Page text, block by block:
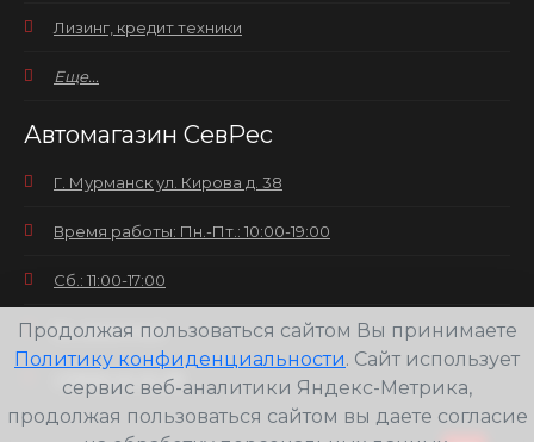
Лизинг, кредит техники
Еще...
Автомагазин СевРес
Г. Мурманск ул. Кирова д. 38
Время работы: Пн.-Пт.: 10:00-19:00
Сб.: 11:00-17:00
Вс.: выходной
+7(8152) 25-30-58
Продолжая пользоваться сайтом Вы принимаете
Политику конфиденциальности. Сайт использует
сервис веб-аналитики Яндекс-Метрика,
продолжая пользоваться сайтом вы даете согласие